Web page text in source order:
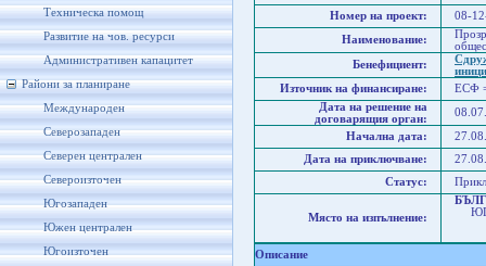
Техническа помощ
Развитие на чов. ресурси
Административен капацитет
Райони за планиране
Международен
Северозападен
Северен централен
Североизточен
Югозападен
Южен централен
Югоизточен
Номер на проект:
08-
Наименование:
Бенефициент:
Източник на финансиране:
ЕСФ
Дата на решение на
договарящия орган:
Начална дата:
Дата на приключване:
Статус:
Място на изпълнение:
Описание